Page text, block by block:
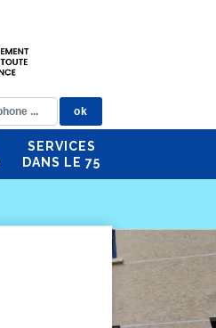
SERVICES
DANS LE 75